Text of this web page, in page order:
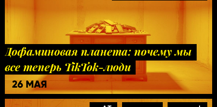
Дофаминовая планета: почему мы
все теперь TikTok-люди
26 МАЯ